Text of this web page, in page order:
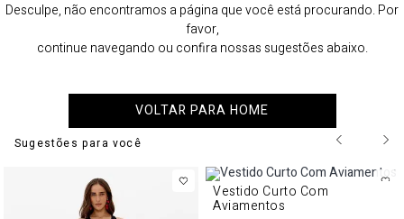
Desculpe, não encontramos a página que você está procurando. Por
favor,
continue navegando ou confira nossas sugestões abaixo.
VOLTAR PARA HOME
Sugestões para você
Vestido Curto Com
Aviamentos